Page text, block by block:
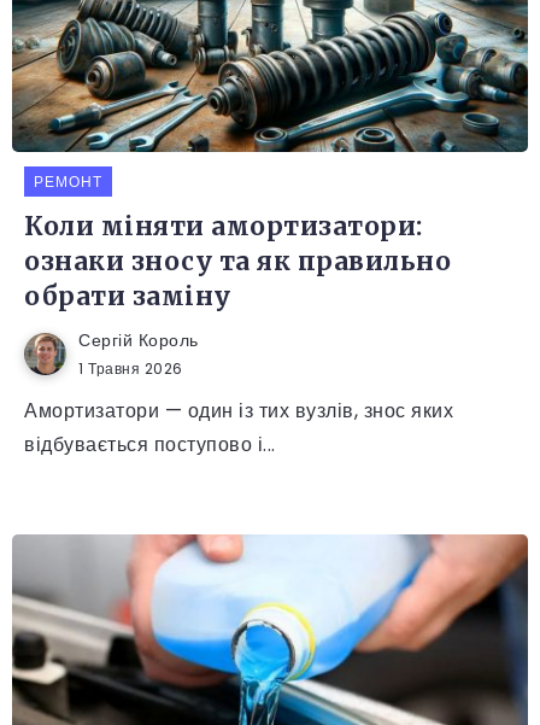
РЕМОНТ
Коли міняти амортизатори:
ознаки зносу та як правильно
обрати заміну
Сергій Король
1 Травня 2026
Амортизатори — один із тих вузлів, знос яких
відбувається поступово і...